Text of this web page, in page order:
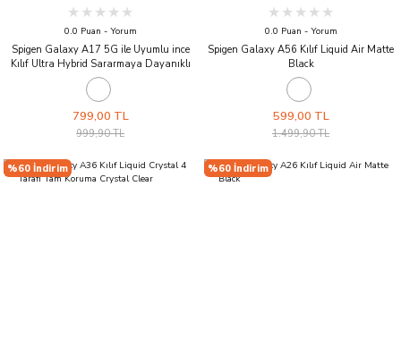
0.0 Puan - Yorum
Spigen Galaxy A17 5G ile Uyumlu ince
Kılıf Ultra Hybrid Sararmaya Dayanıklı
DuraClear™ Hava Kanalı Teknolojisi™
Askeri Sınıf Koruma Crystal Clear Şeffaf
799,00 TL
999,90 TL
0.0 Puan - Yorum
Spigen Galaxy A56 Kılıf Liquid Air Matte
Black
599,00 TL
1.499,90 TL
%60 İndirim %60 İndirim